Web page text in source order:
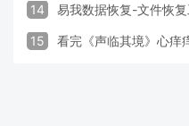
14 易我数据恢复-文件恢
15 看完《声临其境》心痒